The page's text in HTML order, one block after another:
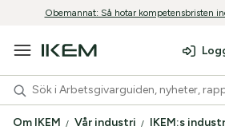
Obemannat: Så hotar kompetensbristen
Om IKEM Vår industri IKEM:s